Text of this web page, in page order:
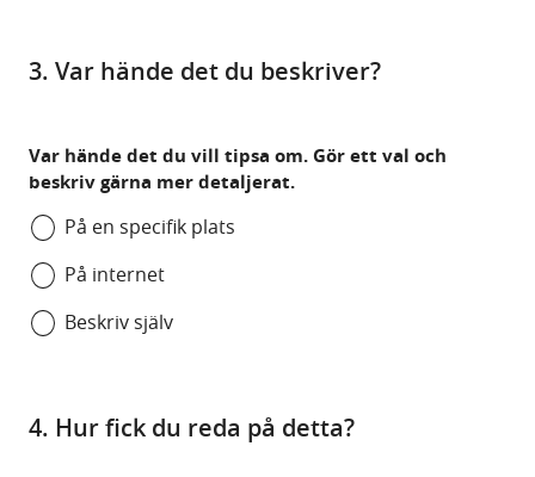
3. Var hände det du beskriver?
På en specifik plats
På internet
Beskriv själv
Var hände det du vill tipsa om. Gör ett val och
beskriv gärna mer detaljerat.
4. Hur fick du reda på detta?